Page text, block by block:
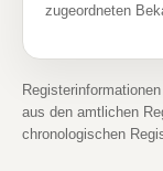
zugeordneten
aus den amtlichen
chronologischen